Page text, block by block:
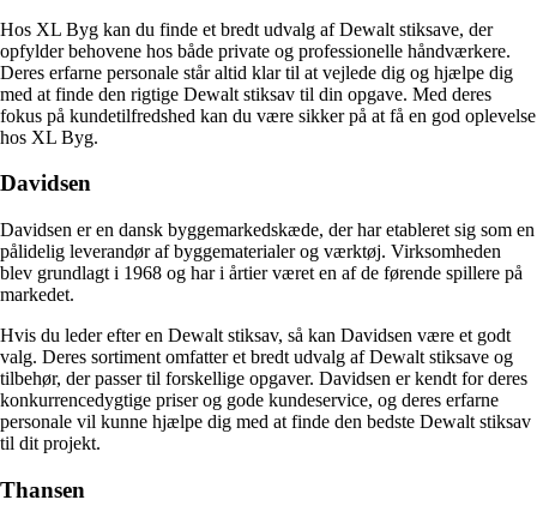
Hos XL Byg kan du finde et bredt udvalg af Dewalt stiksave, der
opfylder behovene hos både private og professionelle håndværkere.
Deres erfarne personale står altid klar til at vejlede dig og hjælpe dig
med at finde den rigtige Dewalt stiksav til din opgave. Med deres
fokus på kundetilfredshed kan du være sikker på at få en god oplevelse
hos XL Byg.
Davidsen
Davidsen er en dansk byggemarkedskæde, der har etableret sig som en
pålidelig leverandør af byggematerialer og værktøj. Virksomheden
blev grundlagt i 1968 og har i årtier været en af de førende spillere på
markedet.
Hvis du leder efter en Dewalt stiksav, så kan Davidsen være et godt
valg. Deres sortiment omfatter et bredt udvalg af Dewalt stiksave og
tilbehør, der passer til forskellige opgaver. Davidsen er kendt for deres
konkurrencedygtige priser og gode kundeservice, og deres erfarne
personale vil kunne hjælpe dig med at finde den bedste Dewalt stiksav
til dit projekt.
Thansen